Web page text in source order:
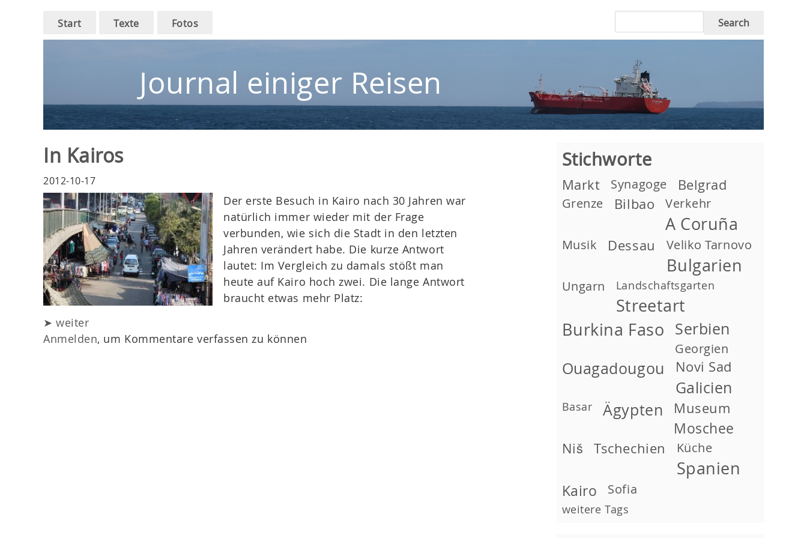
Main
navigation
Start Texte Fotos
Journal einiger Reisen
In Kairos
2012-10-17
Der erste Besuch in Kairo nach 30 Jahren war
natürlich immer wieder mit der Frage
verbunden, wie sich die Stadt in den letzten
Jahren verändert habe. Die kurze Antwort
lautet: Im Vergleich zu damals stößt man
heute auf Kairo hoch zwei. Die lange Antwort
braucht etwas mehr Platz:
➤ weiter
Anmelden, um Kommentare verfassen zu können
Stichworte
Markt Synagoge Belgrad
Grenze Bilbao Verkehr
A Coruña
Musik Dessau Veliko Tarnovo
Bulgarien
Ungarn Landschaftsgarten
Streetart
Burkina Faso
Serbien
Georgien
Ouagadougou Novi Sad
Galicien
Basar Ägypten Museum
Moschee
Niš Tschechien Küche
Spanien
Kairo Sofia
weitere Tags